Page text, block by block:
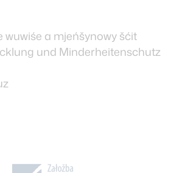
a mjeńšynowy šćit
und Minderheitenschutz